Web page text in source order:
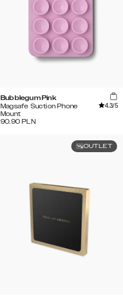
Bubblegum Pink
Magsafe Suction Phone
Mount
4.3/5
90.90 PLN
OUTLET